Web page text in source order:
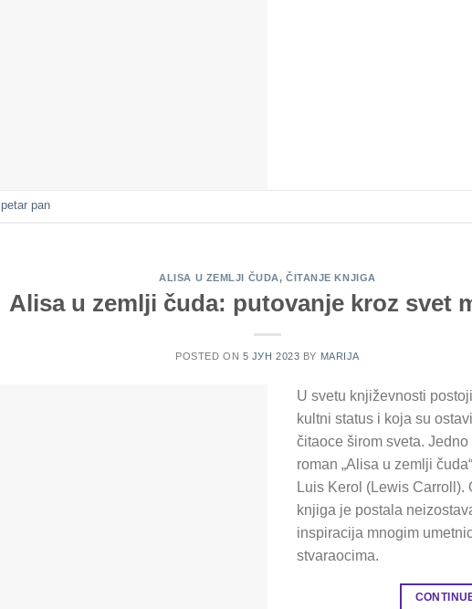
petar pan
ALISA U ZEMLJI ČUDA, ČITANJE KNJIGA
Alisa u zemlji čuda: putovanje kroz svet
POSTED ON 5 ЈУН 2023 BY MARIJA
U svetu književnosti
kultni status i koja su
čitaoce širom sveta.
roman „Alisa u zemlji
Luis Kerol (Lewis Carroll).
knjiga je postala
inspiracija mnogim
stvaraocima.